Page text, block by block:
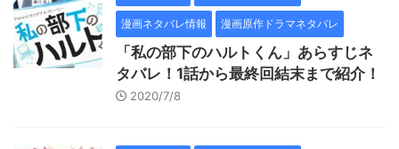
漫画ネタバレ情報 漫画原作ドラマネタバレ
「私の部下のハルトくん」あらすじネ
タバレ！1話から最終回結末まで紹介！
2020/7/8